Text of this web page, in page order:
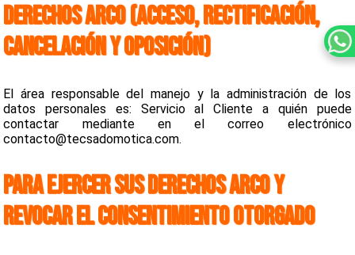
DERECHOS ARCO (ACCESO, RECTIFICACIÓN,
CANCELACIÓN Y OPOSICIÓN)
El área responsable del manejo y la administración de los
datos personales es: Servicio al Cliente a quién puede
contactar mediante en el correo electrónico
contacto@tecsadomotica.com.
PARA EJERCER SUS DERECHOS ARCO Y
REVOCAR EL CONSENTIMIENTO OTORGADO